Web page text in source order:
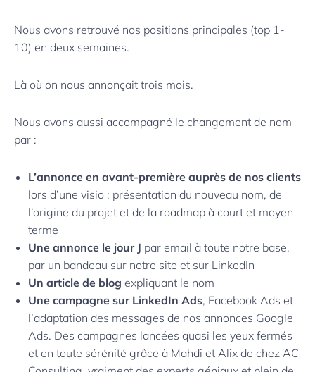
Nous avons retrouvé nos positions principales (top 1-
10) en deux semaines.
Là où on nous annonçait trois mois.
Nous avons aussi accompagné le changement de nom
par :
L’annonce en avant-première auprès de nos clients
lors d’une visio : présentation du nouveau nom, de
l’origine du projet et de la roadmap à court et moyen
terme
Une annonce le jour J par email à toute notre base,
par un bandeau sur notre site et sur LinkedIn
Un article de blog expliquant le nom
Une campagne sur LinkedIn Ads, Facebook Ads et
l’adaptation des messages de nos annonces Google
Ads. Des campagnes lancées quasi les yeux fermés
et en toute sérénité grâce à Mahdi et Alix de chez AC